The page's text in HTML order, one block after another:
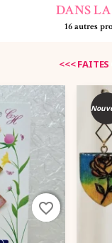
DANS
16 autres
favorite_border
favorite_border